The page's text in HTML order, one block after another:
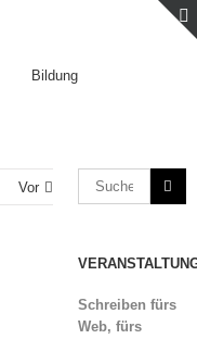
Bildung
Vor
Schreiben fürs
Web, fürs